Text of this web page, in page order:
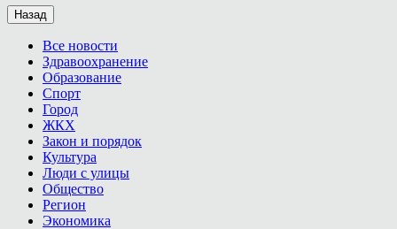
Назад
Все новости
Здравоохранение
Образование
Спорт
Город
ЖКХ
Закон и порядок
Культура
Люди с улицы
Общество
Регион
Экономика